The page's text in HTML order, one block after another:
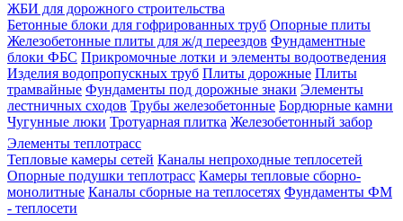
ЖБИ для дорожного строительства
Бетонные блоки для гофрированных труб Опорные плиты
Железобетонные плиты для ж/д переездов Фундаментные
блоки ФБС Прикромочные лотки и элементы водоотведения
Изделия водопропускных труб Плиты дорожные Плиты
трамвайные Фундаменты под дорожные знаки Элементы
лестничных сходов Трубы железобетонные Бордюрные камни
Чугунные люки Тротуарная плитка Железобетонный забор
Элементы теплотрасс
Тепловые камеры сетей Каналы непроходные теплосетей
Опорные подушки теплотрасс Камеры тепловые сборно-
монолитные Каналы сборные на теплосетях Фундаменты ФМ
- теплосети